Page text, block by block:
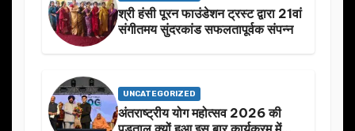
श्री हंसी पूरन फाउंडेशन ट्रस्ट द्वारा 21वां
संगीतमय सुंदरकांड सफलतापूर्वक संपन्न
UNCATEGORIZED
अंतराष्ट्रीय योग महोत्सव 2026 की